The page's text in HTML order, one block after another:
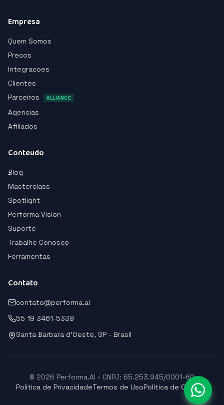
Empresa
Quem Somos
Precos
Integracoes
Clientes
Parceiros
ALLIANCE
Agencias
Afiliados
Conteudo
Blog
Masterclass
Spotlight
Performa Vision
Suporte
Trabalhe Conosco
Ferramentas
Contato
contato@performa.ai
55 19 3461-5339
Santa Barbara d'Oeste, SP - Brasil
© 2026 Performa.AI - CNPJ: 65.253.945/0001-60
Política de PrivacidadeTermos de UsoPolítica de Cookies